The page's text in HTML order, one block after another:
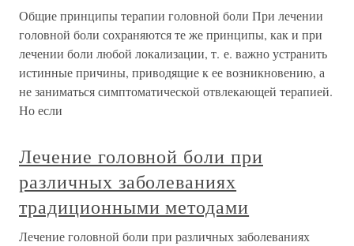
Общие принципы терапии головной боли При лечении
головной боли сохраняются те же принципы, как и при
лечении боли любой локализации, т. е. важно устранить
истинные причины, приводящие к ее возникновению, а
не заниматься симптоматической отвлекающей терапией.
Но если
Лечение головной боли при
различных заболеваниях
традиционными методами
Лечение головной боли при различных заболеваниях